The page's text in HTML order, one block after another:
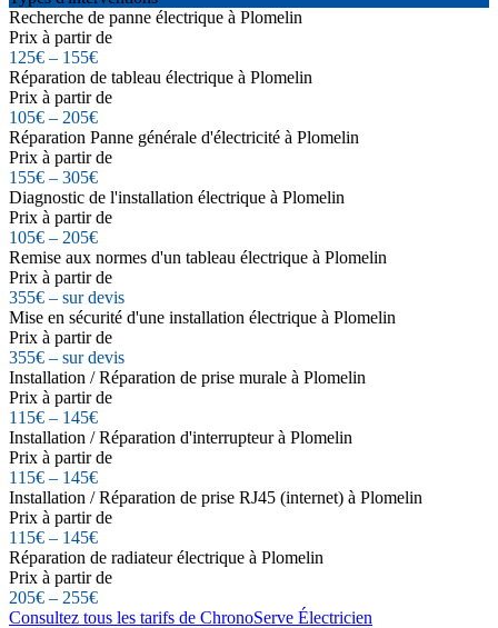
Recherche de panne électrique à Plomelin
Prix à partir de
125€ – 155€
Réparation de tableau électrique à Plomelin
Prix à partir de
105€ – 205€
Réparation Panne générale d'électricité à Plomelin
Prix à partir de
155€ – 305€
Diagnostic de l'installation électrique à Plomelin
Prix à partir de
105€ – 205€
Remise aux normes d'un tableau électrique à Plomelin
Prix à partir de
355€ – sur devis
Mise en sécurité d'une installation électrique à Plomelin
Prix à partir de
355€ – sur devis
Installation / Réparation de prise murale à Plomelin
Prix à partir de
115€ – 145€
Installation / Réparation d'interrupteur à Plomelin
Prix à partir de
115€ – 145€
Installation / Réparation de prise RJ45 (internet) à Plomelin
Prix à partir de
115€ – 145€
Réparation de radiateur électrique à Plomelin
Prix à partir de
205€ – 255€
Consultez tous les tarifs de ChronoServe Électricien